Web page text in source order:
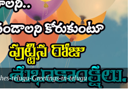
telugu-Greetings-in-telugu